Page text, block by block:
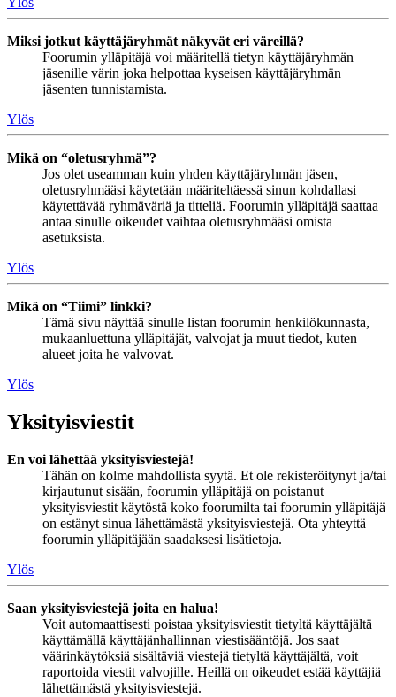
Miksi jotkut käyttäjäryhmät näkyvät eri väreillä?
Foorumin ylläpitäjä voi määritellä tietyn käyttäjäryhmän
jäsenille värin joka helpottaa kyseisen käyttäjäryhmän
jäsenten tunnistamista.
Ylös
Mikä on “oletusryhmä”?
Jos olet useamman kuin yhden käyttäjäryhmän jäsen,
oletusryhmääsi käytetään määriteltäessä sinun kohdallasi
käytettävää ryhmäväriä ja titteliä. Foorumin ylläpitäjä saattaa
antaa sinulle oikeudet vaihtaa oletusryhmääsi omista
asetuksista.
Ylös
Mikä on “Tiimi” linkki?
Tämä sivu näyttää sinulle listan foorumin henkilökunnasta,
mukaanluettuna ylläpitäjät, valvojat ja muut tiedot, kuten
alueet joita he valvovat.
Ylös
Yksityisviestit
En voi lähettää yksityisviestejä!
Tähän on kolme mahdollista syytä. Et ole rekisteröitynyt ja/tai
kirjautunut sisään, foorumin ylläpitäjä on poistanut
yksityisviestit käytöstä koko foorumilta tai foorumin ylläpitäjä
on estänyt sinua lähettämästä yksityisviestejä. Ota yhteyttä
foorumin ylläpitäjään saadaksesi lisätietoja.
Ylös
Saan yksityisviestejä joita en halua!
Voit automaattisesti poistaa yksityisviestit tietyltä käyttäjältä
käyttämällä käyttäjänhallinnan viestisääntöjä. Jos saat
väärinkäytöksiä sisältäviä viestejä tietyltä käyttäjältä, voit
raportoida viestit valvojille. Heillä on oikeudet estää käyttäjiä
lähettämästä yksityisviestejä.